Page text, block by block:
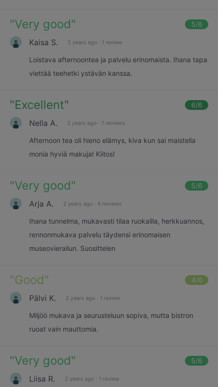
"Very good" 5/6
Kaisa S. 2 years ago · 1 review
Loistava afternoontea ja palvelu erinomaista. Ihana tapa
viettää teehetki ystävän kanssa.
"Excellent" 6/6
Nella A. 2 years ago · 7 reviews
Afternoon tea oli hieno elämys, kiva kun sai maistella
monia hyviä makuja! Kiitos!
"Very good" 5/6
Arja A. 2 years ago · 4 reviews
Ihana tunnelma, mukavasti tilaa ruokailla, herkkuannos,
rennonmukava palvelu täydensi erinomaisen
museovierailun. Suosittelen
"Good" 4/6
Pälvi K. 2 years ago · 1 review
Miljöö mukava ja seurusteluun sopiva, mutta bistron
ruoat vain mauttomia.
"Very good" 5/6
Liisa R. 2 years ago · 1 review